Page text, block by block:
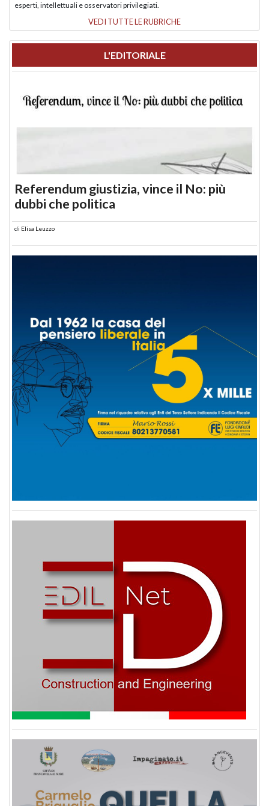
esperti, intellettuali e osservatori privilegiati.
VEDI TUTTE LE RUBRICHE
L'EDITORIALE
Referendum giustizia, vince il No: più
dubbi che politica
di Elisa Leuzzo